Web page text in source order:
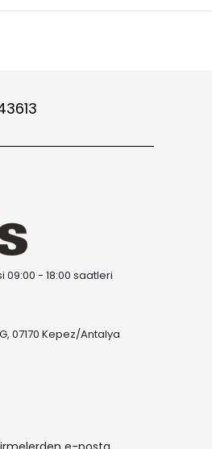
09:00 - 18:00 saatleri
07170 Kepez/Antalya